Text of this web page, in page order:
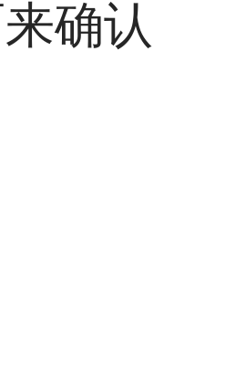
确认